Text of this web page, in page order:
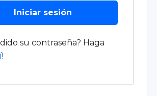
Iniciar sesión
su contraseña? Haga
!